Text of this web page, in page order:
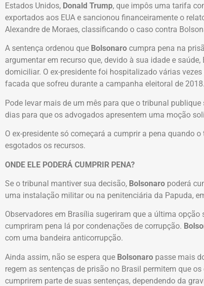
Estados Unidos, Donald Trump, que impôs uma tarifa
exportados aos EUA e sancionou financeiramente o
Alexandre de Moraes, classificando o caso contra
A sentença ordenou que Bolsonaro cumpra pena na
argumentar em recurso que, devido à sua idade e
domiciliar. O ex-presidente foi hospitalizado várias
facada que sofreu durante a campanha eleitoral de 2018.
Pode levar mais de um mês para que o tribunal
dias para que os advogados apresentem uma moção
O ex-presidente só começará a cumprir a pena quando
esgotados os recursos.
ONDE ELE PODERÁ CUMPRIR PENA?
Se o tribunal mantiver sua decisão, Bolsonaro poderá
uma instalação militar ou na penitenciária da Papuda,
Observadores em Brasília sugeriram que a última
cumpriram pena lá por condenações de corrupção.
com uma bandeira anticorrupção.
Ainda assim, não se espera que Bolsonaro passe mais
regem as sentenças de prisão no Brasil permitem que
cumprirem parte de suas sentenças, dependendo da